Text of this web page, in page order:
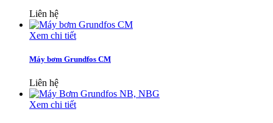
Liên hệ
Xem chi tiết
Máy bơm Grundfos CM
Liên hệ
Xem chi tiết